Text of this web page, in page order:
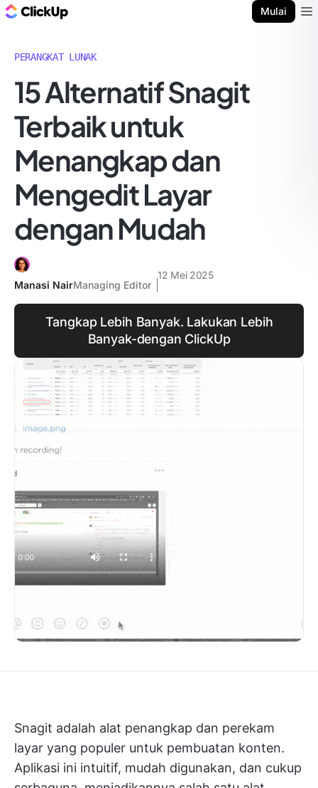
Mulai
PERANGKAT LUNAK
15 Alternatif Snagit
Terbaik untuk
Menangkap dan
Mengedit Layar
dengan Mudah
Manasi NairManaging Editor
12 Mei 2025
Tangkap Lebih Banyak. Lakukan Lebih
Banyak-dengan ClickUp
Snagit adalah alat penangkap dan perekam
layar yang populer untuk pembuatan konten.
Aplikasi ini intuitif, mudah digunakan, dan cukup